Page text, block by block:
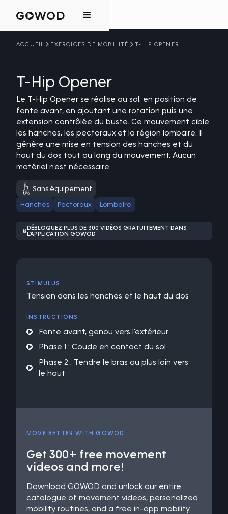
ACCUEIL EXERCICES DE MOBILITÉ T-HIP OPENER
T-Hip Opener
Le T-Hip Opener se réalise au sol, en position de
fente avant, en ajoutant une rotation puis une
extension contrôlée du buste. Ce mouvement cible
les hanches, les pectoraux et la région lombaire. Il
génère une mise en tension des hanches et du
haut du dos tout au long du mouvement. Aucun
matériel n’est nécessaire.
Sans équipement
Hanches
Pectoraux Lombaire
DÉBLOQUEZ PLUS DE 300 VIDÉOS GRATUITEMENT DANS
L’APPLICATION GOWOD
STIMULUS
Tension dans les hanches et le haut du dos
INSTRUCTIONS
Fente avant, genou vers l'extérieur
Phase 1 : Coude en contact du sol
Phase 2 : Tendre le bras au plus loin vers
le haut
MOVE BETTER WITH GOWOD
Get 300+ free movement
videos and more!
Download GOWOD and unlock our entire
catalogue of movement videos, personalized
mobility routines, and a free in-app mobility